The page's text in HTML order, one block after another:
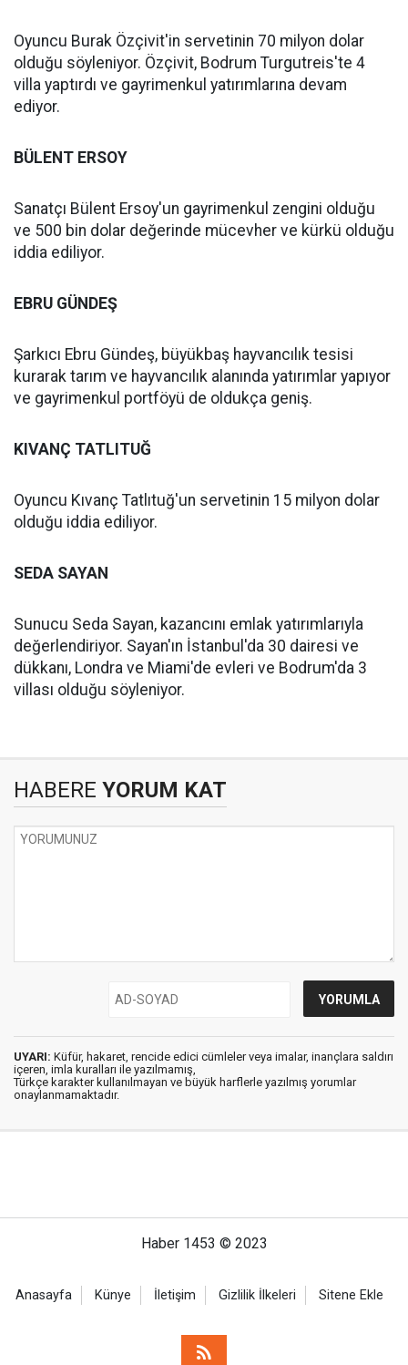
Oyuncu Burak Özçivit'in servetinin 70 milyon dolar
olduğu söyleniyor. Özçivit, Bodrum Turgutreis'te 4
villa yaptırdı ve gayrimenkul yatırımlarına devam
ediyor.
BÜLENT ERSOY
Sanatçı Bülent Ersoy'un gayrimenkul zengini olduğu
ve 500 bin dolar değerinde mücevher ve kürkü olduğu
iddia ediliyor.
EBRU GÜNDEŞ
Şarkıcı Ebru Gündeş, büyükbaş hayvancılık tesisi
kurarak tarım ve hayvancılık alanında yatırımlar yapıyor
ve gayrimenkul portföyü de oldukça geniş.
KIVANÇ TATLITUĞ
Oyuncu Kıvanç Tatlıtuğ'un servetinin 15 milyon dolar
olduğu iddia ediliyor.
SEDA SAYAN
Sunucu Seda Sayan, kazancını emlak yatırımlarıyla
değerlendiriyor. Sayan'ın İstanbul'da 30 dairesi ve
dükkanı, Londra ve Miami'de evleri ve Bodrum'da 3
villası olduğu söyleniyor.
HABERE YORUM KAT
UYARI: Küfür, hakaret, rencide edici cümleler veya imalar, inançlara saldırı
içeren, imla kuralları ile yazılmamış,
Türkçe karakter kullanılmayan ve büyük harflerle yazılmış yorumlar
onaylanmamaktadır.
Haber 1453 © 2023
Anasayfa Künye İletişim Gizlilik İlkeleri Sitene Ekle